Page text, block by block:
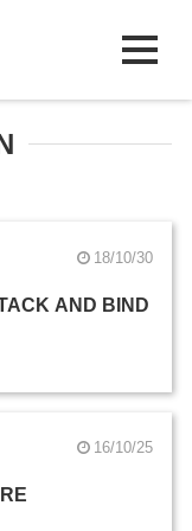
18/10/30
AND BIND
16/10/25